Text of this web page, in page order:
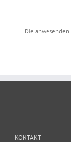
Die
KONTAKT